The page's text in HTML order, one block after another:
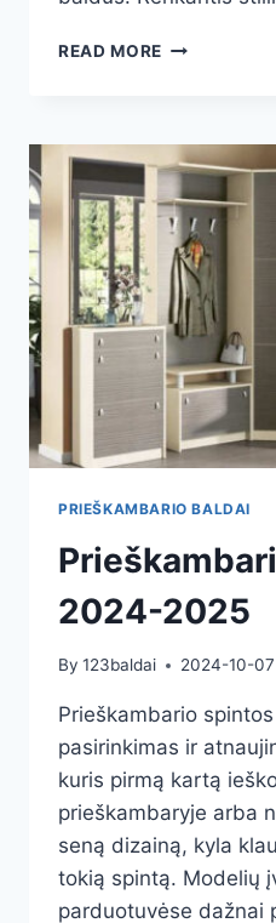
READ MORE VIRTUVĖS
PRIEŠKAMBARIO BALDAI
2024-2025
By 123baldai 2024-10-07
Prieškambario
pasirinkimas ir
kuris pirmą kartą
prieškambaryje arba
seną dizainą, kyla
tokią spintą. Modelių
parduotuvėse dažnai